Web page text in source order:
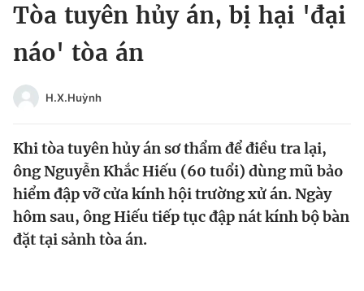
Chào ngày mới
Tin thị trường Tin 360
Video Magazine
Đổi mật khẩu
Tin đã lưu
Tòa tuyên hủy án, bị hại 'đại
náo' tòa án
H.X.Huỳnh
Khi tòa tuyên hủy án sơ thẩm để điều tra lại,
ông Nguyễn Khắc Hiếu (60 tuổi) dùng mũ bảo
hiểm đập vỡ cửa kính hội trường xử án. Ngày
hôm sau, ông Hiếu tiếp tục đập nát kính bộ bàn
đặt tại sảnh tòa án.